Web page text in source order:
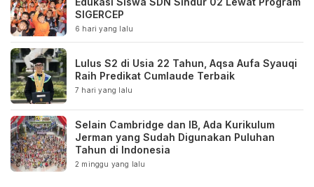
SIGERCEP
6 hari yang lalu
Lulus S2 di Usia 22 Tahun, Aqsa Aufa Syauqi
Raih Predikat Cumlaude Terbaik
7 hari yang lalu
Selain Cambridge dan IB, Ada Kurikulum
Jerman yang Sudah Digunakan Puluhan
Tahun di Indonesia
2 minggu yang lalu